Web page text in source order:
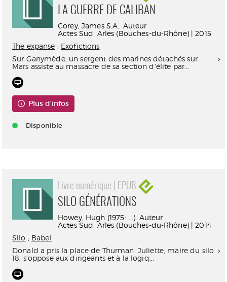
LA GUERRE DE CALIBAN
Corey, James S.A.. Auteur
Actes Sud. Arles (Bouches-du-Rhône) | 2015
The expanse ; Exofictions
Sur Ganymède, un sergent des marines détachés sur
Mars assiste au massacre de sa section d'élite par...
Plus d'infos
Disponible
Livre numérique | EPUB
SILO GÉNÉRATIONS
Howey, Hugh (1975-....). Auteur
Actes Sud. Arles (Bouches-du-Rhône) | 2014
Silo ; Babel
Donald a pris la place de Thurman. Juliette, maire du silo
18, s'oppose aux dirigeants et à la logiq...